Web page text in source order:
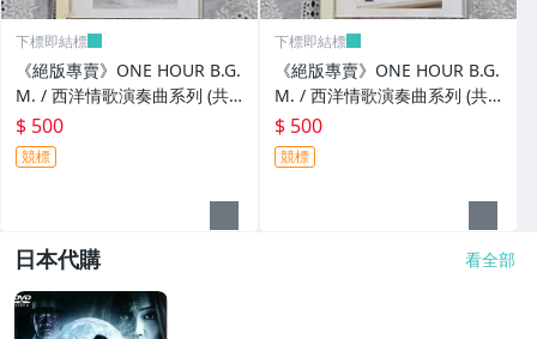
下標即結標
《絕版專賣》ONE HOUR B.G.
M. / 西洋情歌演奏曲系列 (共3
CD.日本Denon.無IFPI)
$ 500
競標
下標即結標
《絕版專賣》ONE HOUR B.G.
M. / 西洋情歌演奏曲系列 (共3
CD.日本Denon.無IFPI)
$ 500
競標
日本代購 看全部